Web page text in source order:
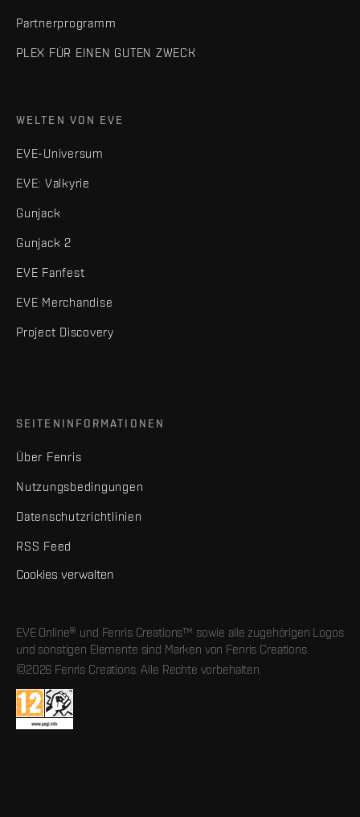
Partnerprogramm
PLEX FÜR EINEN GUTEN ZWECK
WELTEN VON EVE
EVE-Universum
EVE: Valkyrie
Gunjack
Gunjack 2
EVE Fanfest
EVE Merchandise
Project Discovery
SEITENINFORMATIONEN
Über Fenris
Nutzungsbedingungen
Datenschutzrichtlinien
RSS Feed
Cookies verwalten
EVE Online® und Fenris Creations™ sowie alle zugehörigen Logos
und sonstigen Elemente sind Marken von Fenris Creations.
©2026 Fenris Creations. Alle Rechte vorbehalten.